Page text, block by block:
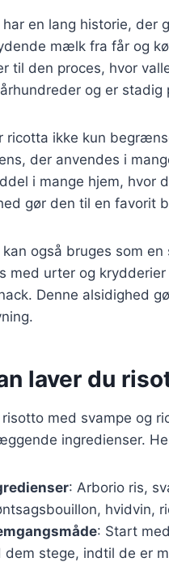
har en lang historie, der
mælk fra får og
til den proces, hvor
og er
ricotta ikke kun
der anvendes i
i mange hjem, hvor
gør den til en favorit
kan også bruges som
med urter og
Denne alsidighed
laver du
risotto med svampe og
ingredienser.
: Arborio ris,
hvidvin,
: Start
dem stege, indtil de er